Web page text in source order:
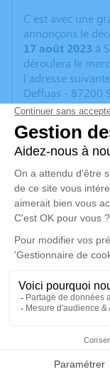
Faire-part
C'est avec une
annonçons le
17 août 2023 à
déroulera le
l'adresse
Deffuas - 87200
Fleurs naturelles
Un service de
disponible ici.
Cérémonie
mercredi
Place
87200